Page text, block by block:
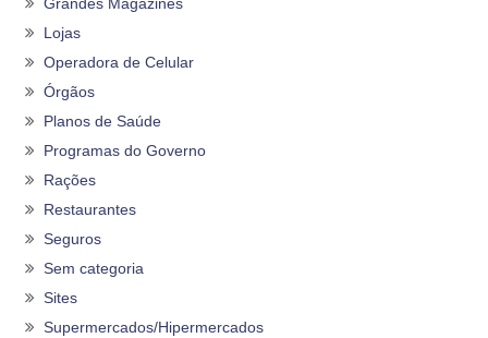
Grandes Magazines
Lojas
Operadora de Celular
Órgãos
Planos de Saúde
Programas do Governo
Rações
Restaurantes
Seguros
Sem categoria
Sites
Supermercados/Hipermercados